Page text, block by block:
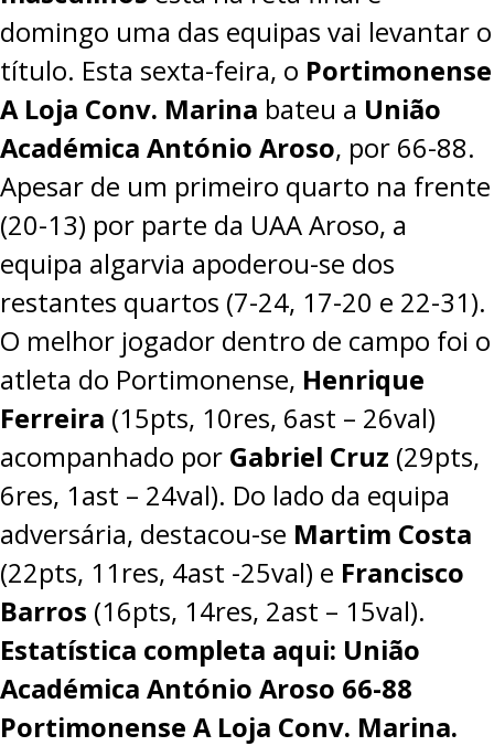
domingo uma das equipas vai levantar o
título. Esta sexta-feira, o Portimonense
A Loja Conv. Marina bateu a União
Académica António Aroso, por 66-88.
Apesar de um primeiro quarto na frente
(20-13) por parte da UAA Aroso, a
equipa algarvia apoderou-se dos
restantes quartos (7-24, 17-20 e 22-31).
O melhor jogador dentro de campo foi o
atleta do Portimonense, Henrique
Ferreira (15pts, 10res, 6ast – 26val)
acompanhado por Gabriel Cruz (29pts,
6res, 1ast – 24val). Do lado da equipa
adversária, destacou-se Martim Costa
(22pts, 11res, 4ast -25val) e Francisco
Barros (16pts, 14res, 2ast – 15val).
Estatística completa aqui: União
Académica António Aroso 66-88
Portimonense A Loja Conv. Marina.